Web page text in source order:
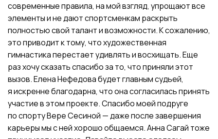
современные правила, на мой взгляд, упрощают все
элементы и не дают спортсменкам раскрыть
полностью свой талант и возможности. К сожалению,
это приводит к тому, что художественная
гимнастика перестает удивлять и восхищать. Еще
раз хочу сказать спасибо за то, что приняли этот
вызов. Елена Нефедова будет главным судьей,
я искренне благодарна, что она согласилась принять
участие в этом проекте. Спасибо моей подруге
по спорту Вере Сесиной — даже после завершения
карьеры мы с ней хорошо общаемся. Анна Сагай тоже